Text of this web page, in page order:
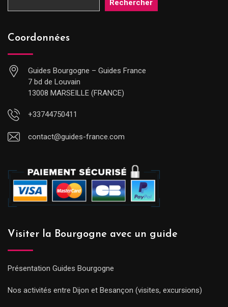
Rechercher
Coordonnées
Guides Bourgogne – Guides France
7 bd de Louvain
13008 MARSEILLE (FRANCE)
+33744750411
contact@guides-france.com
Visiter la Bourgogne avec un guide
Présentation Guides Bourgogne
Nos activités entre Dijon et Besançon (visites, excursions)